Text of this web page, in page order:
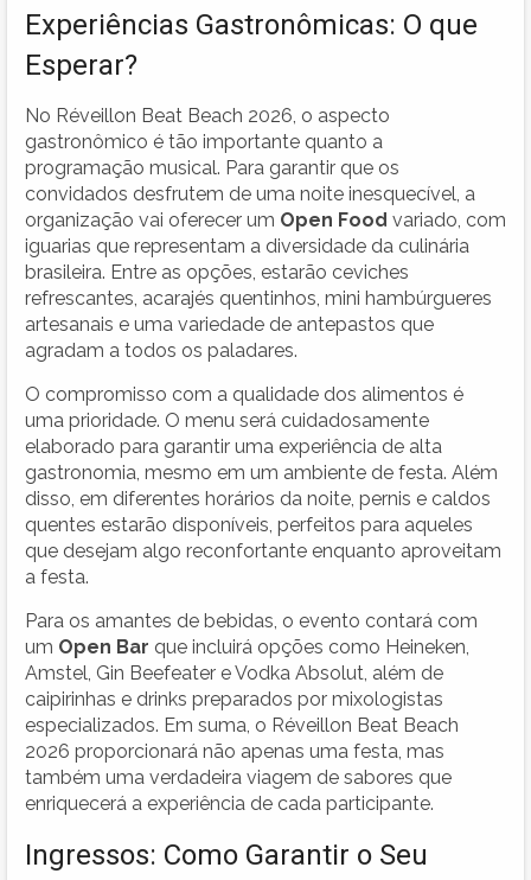
Experiências Gastronômicas: O que
Esperar?
No Réveillon Beat Beach 2026, o aspecto
gastronômico é tão importante quanto a
programação musical. Para garantir que os
convidados desfrutem de uma noite inesquecível, a
organização vai oferecer um Open Food variado, com
iguarias que representam a diversidade da culinária
brasileira. Entre as opções, estarão ceviches
refrescantes, acarajés quentinhos, mini hambúrgueres
artesanais e uma variedade de antepastos que
agradam a todos os paladares.
O compromisso com a qualidade dos alimentos é
uma prioridade. O menu será cuidadosamente
elaborado para garantir uma experiência de alta
gastronomia, mesmo em um ambiente de festa. Além
disso, em diferentes horários da noite, pernis e caldos
quentes estarão disponíveis, perfeitos para aqueles
que desejam algo reconfortante enquanto aproveitam
a festa.
Para os amantes de bebidas, o evento contará com
um Open Bar que incluirá opções como Heineken,
Amstel, Gin Beefeater e Vodka Absolut, além de
caipirinhas e drinks preparados por mixologistas
especializados. Em suma, o Réveillon Beat Beach
2026 proporcionará não apenas uma festa, mas
também uma verdadeira viagem de sabores que
enriquecerá a experiência de cada participante.
Ingressos: Como Garantir o Seu